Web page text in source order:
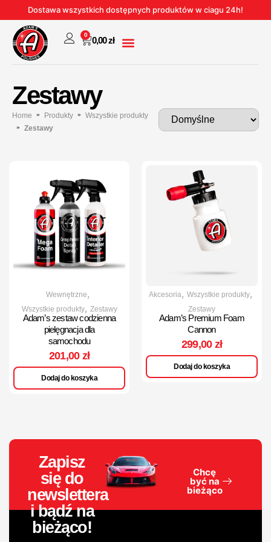
Dostawa wszystkich dostępnych produktów w ciagu 24h!
0,00zł
0
Zestawy
Home Produkty
Wszystkie produkty
Zestawy
Wewnętrzne ,
Wszystkie produkty, Zestawy
Adam’s zestaw codzienna
pielęgnacja dla
samochodu
201,00 zł
Dodaj do koszyka
Akcesoria, Wszystkie produkty,
Zestawy
Adam’s Premium Foam
Cannon
299,00 zł
Dodaj do koszyka
Zapisz
się do
newslettera
i bądź na
bieżąco!
Chcę
być na
bieżąco